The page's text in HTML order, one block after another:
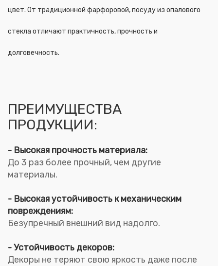
цвет. От традиционной фарфоровой, посуду из опалового
стекла отличают практичность, прочность и
долговечность.
ПРЕИМУЩЕСТВА
ПРОДУКЦИИ:
- Высокая прочность материала:
До 3 раз более прочный, чем другие
материалы.
- Высокая устойчивость к механическим
повреждениям:
Безупречный внешний вид надолго.
- Устойчивость декоров:
Декоры не теряют свою яркость даже после